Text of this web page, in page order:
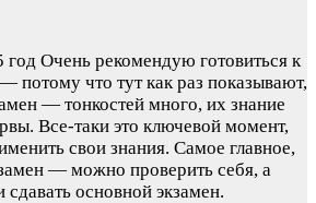
год Очень рекомендую готовиться к
потому что тут как раз показывают,
— тонкостей много, их знание
Все-таки это ключевой момент,
свои знания. Самое главное,
— можно проверить себя, а
основной экзамен.